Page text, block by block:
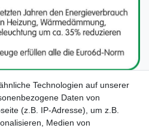
Technologien auf unserer
Daten von
(z.B. IP-Adresse), um z.B.
Medien von